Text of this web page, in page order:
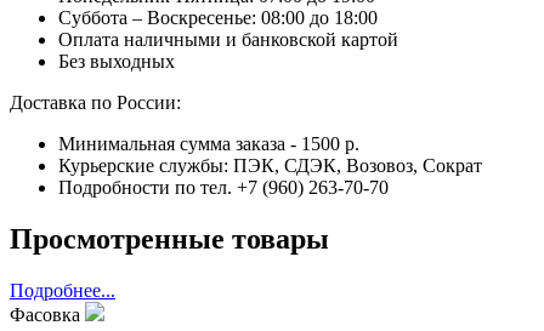
Суббота – Воскресенье: 08:00 до 18:00
Оплата наличными и банковской картой
Без выходных
Доставка по России:
Минимальная сумма заказа - 1500 р.
Курьерские службы: ПЭК, СДЭК, Возовоз, Сократ
Подробности по тел. +7 (960) 263-70-70
Просмотренные товары
Подробнее...
Фасовка